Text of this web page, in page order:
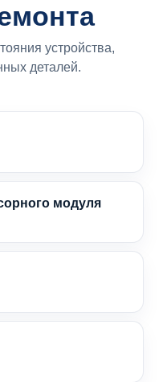
устройства,
деталей.
модуля